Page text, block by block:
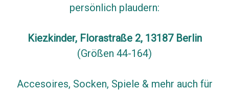
persönlich plaudern:
Kiezkinder, Florastraße 2, 13187 Berlin
(Größen 44-164)
Accesoires, Socken, Spiele & mehr auch für